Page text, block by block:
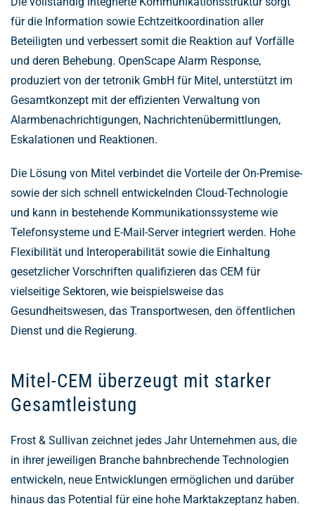
für die Information sowie Echtzeitkoordination aller
Beteiligten und verbessert somit die Reaktion auf Vorfälle
und deren Behebung. OpenScape Alarm Response,
produziert von der tetronik GmbH für Mitel, unterstützt im
Gesamtkonzept mit der effizienten Verwaltung von
Alarmbenachrichtigungen, Nachrichtenübermittlungen,
Eskalationen und Reaktionen.
Die Lösung von Mitel verbindet die Vorteile der On-Premise-
sowie der sich schnell entwickelnden Cloud-Technologie
und kann in bestehende Kommunikationssysteme wie
Telefonsysteme und E-Mail-Server integriert werden. Hohe
Flexibilität und Interoperabilität sowie die Einhaltung
gesetzlicher Vorschriften qualifizieren das CEM für
vielseitige Sektoren, wie beispielsweise das
Gesundheitswesen, das Transportwesen, den öffentlichen
Dienst und die Regierung.
Mitel-CEM überzeugt mit starker
Gesamtleistung
Frost & Sullivan zeichnet jedes Jahr Unternehmen aus, die
in ihrer jeweiligen Branche bahnbrechende Technologien
entwickeln, neue Entwicklungen ermöglichen und darüber
hinaus das Potential für eine hohe Marktakzeptanz haben.